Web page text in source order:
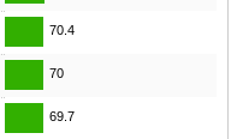
70.4
70
69.7